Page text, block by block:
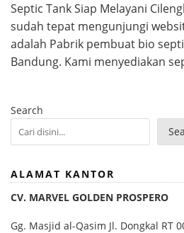
Septic Tank Siap Melayani
sudah tepat mengunjungi
adalah Pabrik pembuat bio
Bandung. Kami menyediakan
Search
ALAMAT KANTOR
CV. MARVEL GOLDEN PROSPERO
Gg. Masjid al-Qasim Jl. Dongkal RT